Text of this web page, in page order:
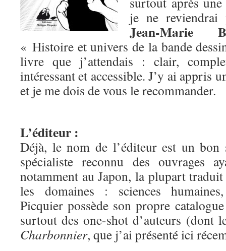
je ne
Jean-Marie
« Histoire et univers de la bande
livre que j’attendais : clair,
intéressant et accessible. J’y ai appris
et je me dois de vous le recommander.
L’éditeur :
Déjà, le nom de l’éditeur est un
spécialiste reconnu des ouvrages
notamment au Japon, la plupart
les domaines : sciences
Picquier possède son propre
surtout des one-shot d’auteurs (dont
Charbonnier, que j’ai présenté ici